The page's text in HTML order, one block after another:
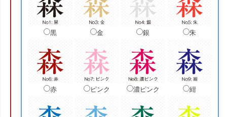
黒 金 銀 朱
赤 ピンク 濃ピンク 紺